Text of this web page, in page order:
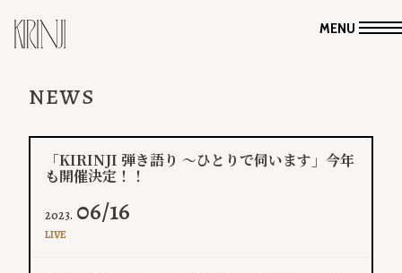
MENU
NEWS
「KIRINJI 弾き語り ～ひとりで伺います」今年
も開催決定！！
2023. 06/16
LIVE